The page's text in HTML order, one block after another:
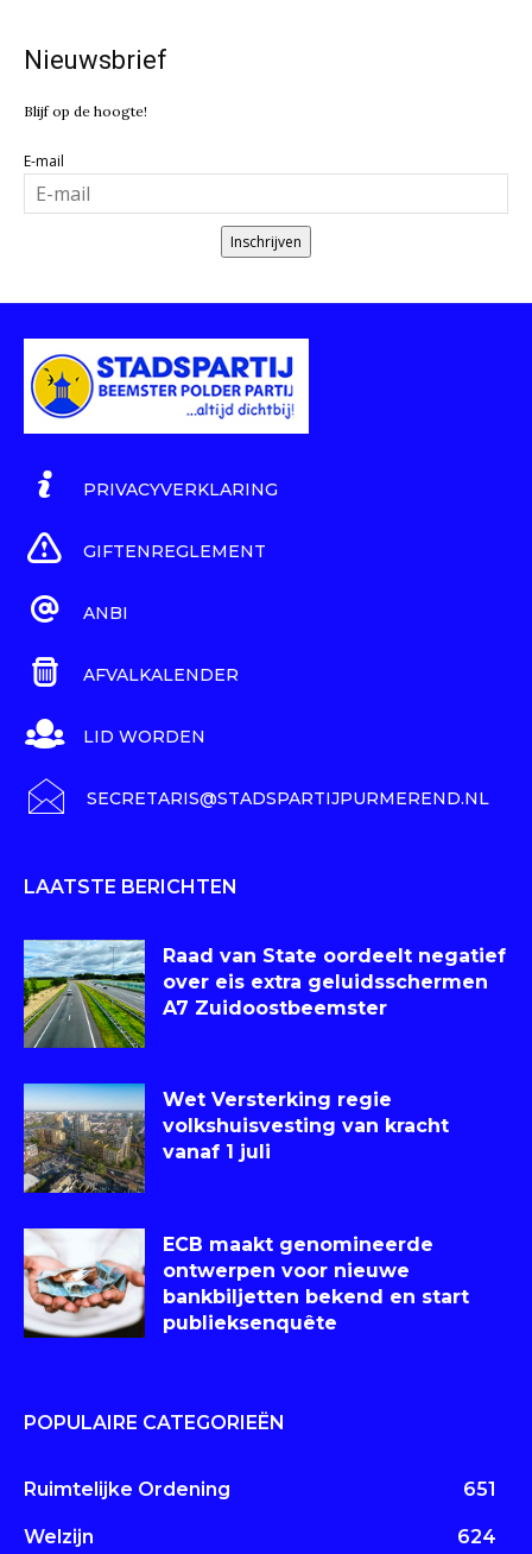
Nieuwsbrief
Blijf op de hoogte!
E-mail
Inschrijven
PRIVACYVERKLARING
GIFTENREGLEMENT
ANBI
AFVALKALENDER
LID WORDEN
SECRETARIS@STADSPARTIJPURMEREND.NL
LAATSTE BERICHTEN
Raad van State oordeelt negatief
over eis extra geluidsschermen
A7 Zuidoostbeemster
Wet Versterking regie
volkshuisvesting van kracht
vanaf 1 juli
ECB maakt genomineerde
ontwerpen voor nieuwe
bankbiljetten bekend en start
publieksenquête
POPULAIRE CATEGORIEËN
Ruimtelijke Ordening 651
Welzijn 624